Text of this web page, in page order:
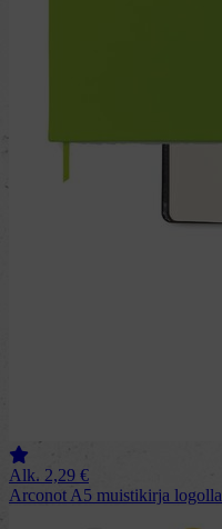
Alk. 2,29 €
Arconot A5 muistikirja logolla